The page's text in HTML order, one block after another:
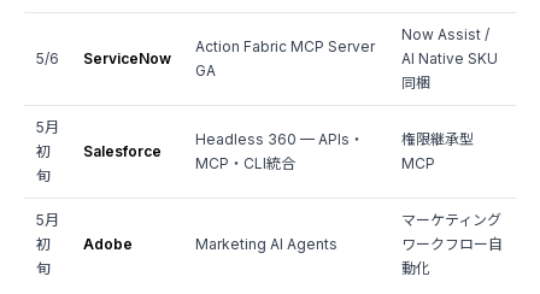
5/6 ServiceNow
Action Fabric MCP Server
GA
Now Assist /
AI Native SKU
同梱
5月
初
旬
Salesforce
Headless 360 — APIs・
MCP・CLI統合
権限継承型
MCP
5月
初
旬
Adobe Marketing AI Agents
マーケティング
ワークフロー自
動化